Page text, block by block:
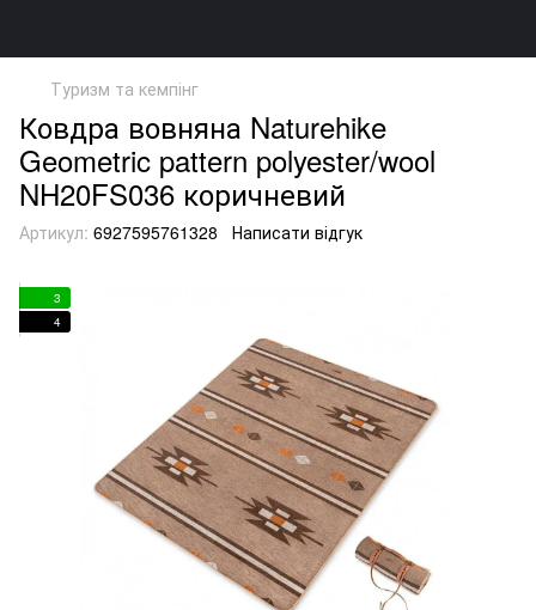
Туризм та кемпінг
Ковдра вовняна Naturehike
Geometric pattern polyester/wool
NH20FS036 коричневий
Артикул: 6927595761328 Написати відгук
3
4